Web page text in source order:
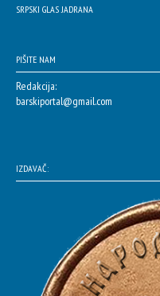
SRPSKI GLAS JADRANA
PIŠITE NAM
Redakcija:
barskiportal@gmail.com
IZDAVAČ: